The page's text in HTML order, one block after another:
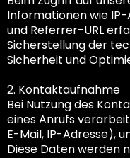
Informationen wie
und Referrer-URL
Sicherstellung der
Sicherheit und
2. Kontaktaufnahme
Bei Nutzung des
eines Anrufs
E-Mail, IP-Adresse),
Diese Daten werden